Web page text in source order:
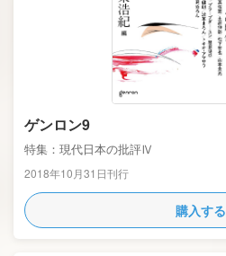
ゲンロン9
特集：現代日本の批評Ⅳ
2018年10月31日刊行
購入する